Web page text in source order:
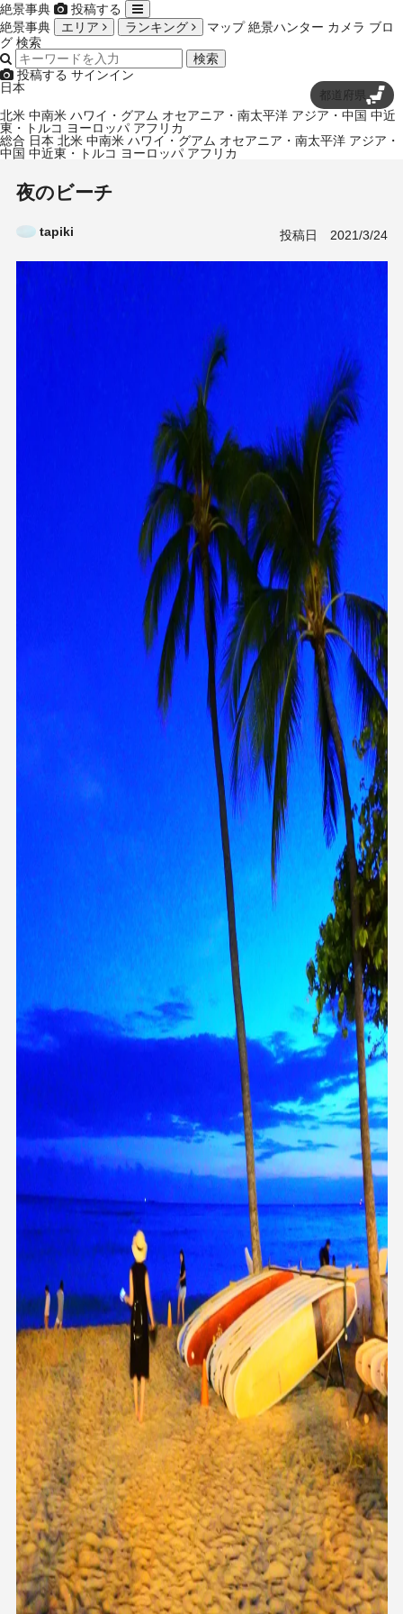
絶景事典
投稿する
絶景事典
エリア ランキング マップ 絶景ハンター カメラ ブロ
グ 検索
検索
投稿する サインイン
日本
都道府県
北米 中南米 ハワイ・グアム オセアニア・南太平洋 アジア・中国 中近
東・トルコ ヨーロッパ アフリカ
総合 日本 北米 中南米 ハワイ・グアム オセアニア・南太平洋 アジア・
中国 中近東・トルコ ヨーロッパ アフリカ
夜のビーチ
tapiki 投稿日 2021/3/24